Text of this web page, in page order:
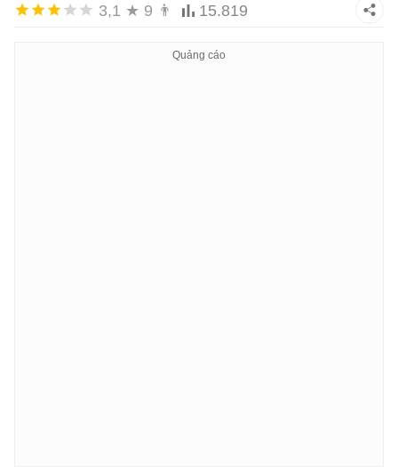
3,1 ★ 9 👨 15.819